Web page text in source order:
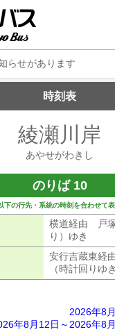
らせがあります
時刻表
綾瀬川岸
あやせがわきし
のりば 10
下の行先・系統の時刻を合わせて
横道経由 戸
り）ゆき
安行吉蔵東経
（時計回りゆき
2026年8
年8月12日～2026年8